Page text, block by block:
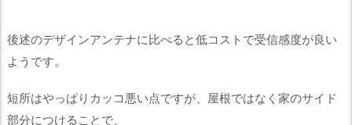
後述のデザインアンテナに比べると低コストで受信感度が良い
ようです。
短所はやっぱりカッコ悪い点ですが、屋根ではなく家のサイド
部分につけることで、